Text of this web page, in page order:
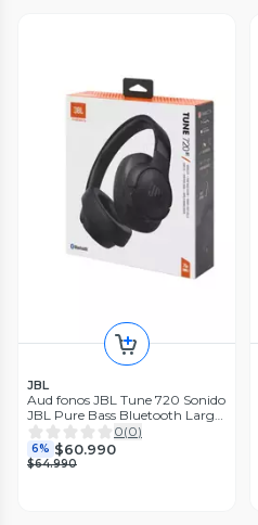
JBL
Aud fonos JBL Tune 720 Sonido
JBL Pure Bass Bluetooth Larga
Duraci n Over Ear
0(0)
6% $60.990
$64.990